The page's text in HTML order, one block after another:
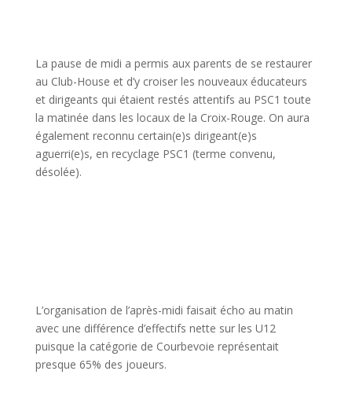
La pause de midi a permis aux parents de se restaurer
au Club-House et d’y croiser les nouveaux éducateurs
et dirigeants qui étaient restés attentifs au PSC1 toute
la matinée dans les locaux de la Croix-Rouge. On aura
également reconnu certain(e)s dirigeant(e)s
aguerri(e)s, en recyclage PSC1 (terme convenu,
désolée).
L’organisation de l’après-midi faisait écho au matin
avec une différence d’effectifs nette sur les U12
puisque la catégorie de Courbevoie représentait
presque 65% des joueurs.